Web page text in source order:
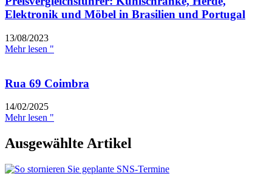
Elektronik und Möbel in Brasilien und Portugal
13/08/2023
Mehr lesen "
Rua 69 Coimbra
14/02/2025
Mehr lesen "
Ausgewählte Artikel